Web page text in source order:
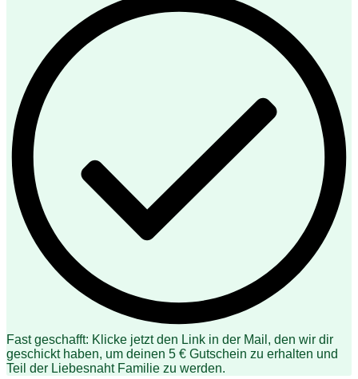
Fast geschafft: Klicke jetzt den Link in der Mail, den wir dir
geschickt haben, um deinen 5 € Gutschein zu erhalten und
Teil der Liebesnaht Familie zu werden.